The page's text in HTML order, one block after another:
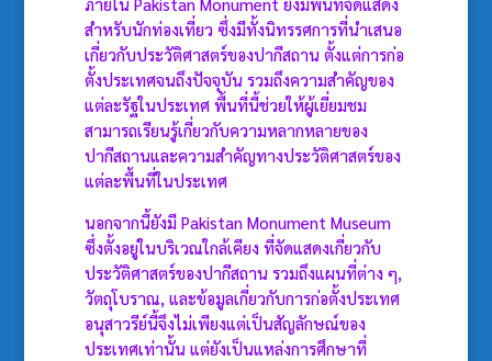
สำหรับนักท่องเที่ยว ซึ่งมีทั้งนิทรรศการที่นำเสนอ
เกี่ยวกับประวัติศาสตร์ของปากีสถาน ตั้งแต่การก่อ
ตั้งประเทศจนถึงปัจจุบัน รวมถึงความสำคัญของ
แต่ละรัฐในประเทศ พื้นที่นี้ช่วยให้ผู้เยี่ยมชม
สามารถเรียนรู้เกี่ยวกับความหลากหลายของ
ปากีสถานและความสำคัญทางประวัติศาสตร์ของ
แต่ละพื้นที่ในประเทศ
นอกจากนี้ยังมี Pakistan Monument Museum
ซึ่งตั้งอยู่ในบริเวณใกล้เคียง ที่จัดแสดงเกี่ยวกับ
ประวัติศาสตร์ของปากีสถาน รวมถึงแผนที่ต่าง ๆ,
วัตถุโบราณ, และข้อมูลเกี่ยวกับการก่อตั้งประเทศ
อนุสาวรีย์นี้จึงไม่เพียงแต่เป็นสัญลักษณ์ของ
ประเทศเท่านั้น แต่ยังเป็นแหล่งการศึกษาที่